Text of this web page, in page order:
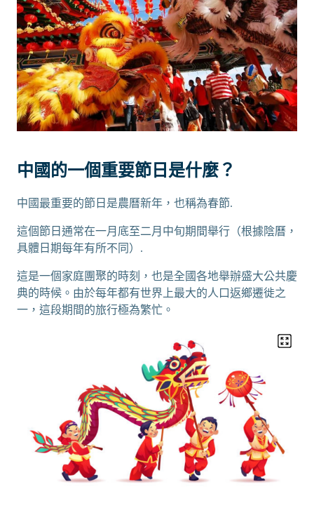
中國的一個重要節日是什麼？
中國最重要的節日是農曆新年，也稱為春節.
這個節日通常在一月底至二月中旬期間舉行（根據陰曆，
具體日期每年有所不同）.
這是一個家庭團聚的時刻，也是全國各地舉辦盛大公共慶
典的時候。由於每年都有世界上最大的人口返鄉遷徙之
一，這段期間的旅行極為繁忙。